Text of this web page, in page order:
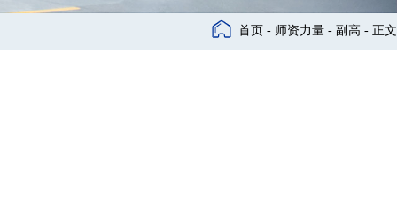
首页 - 师资力量 - 副高 - 正文